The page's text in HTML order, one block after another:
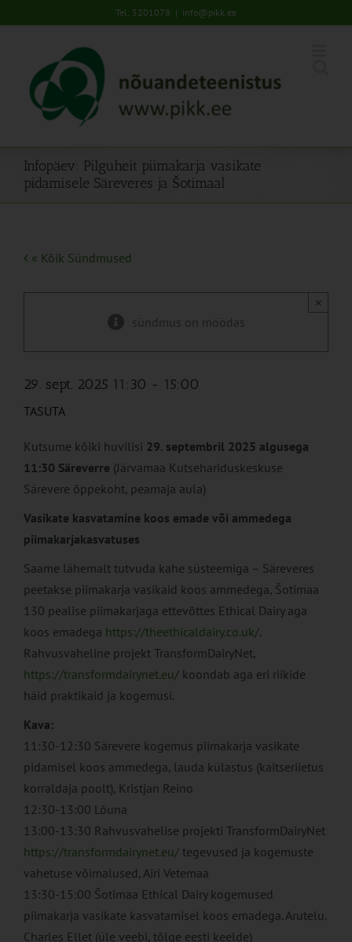
to
Tel: 5201078 | info@pikk.ee
Infopäev: Pilguheit piimakarja vasikate
pidamisele Säreveres ja Šotimaal
« Kõik Sündmused
sündmus on möödas
×
29. sept. 2025 11:30 - 15:00
TASUTA
Kutsume kõiki huvilisi 29. septembril 2025 algusega
11:30 Säreverre (Järvamaa Kutsehariduskeskuse
Särevere õppekoht, peamaja aula)
Vasikate kasvatamine koos emade või ammedega
piimakarjakasvatuses
Saame lähemalt tutvuda kahe süsteemiga – Säreveres
peetakse piimakarja vasikaid koos ammedega, Šotimaa
130 pealise piimakarjaga ettevõttes Ethical Dairy aga
koos emadega https://theethicaldairy.co.uk/.
Rahvusvaheline projekt TransformDairyNet,
https://transformdairynet.eu/ koondab aga eri riikide
häid praktikaid ja kogemusi.
Kava:
11:30-12:30 Särevere kogemus piimakarja vasikate
pidamisel koos ammedega, lauda külastus (kaitseriietus
korraldaja poolt), Kristjan Reino
12:30-13:00 Lõuna
13:00-13:30 Rahvusvahelise projekti TransformDairyNet
https://transformdairynet.eu/ tegevused ja kogemuste
vahetuse võimalused, Airi Vetemaa
13:30-15:00 Šotimaa Ethical Dairy kogemused
piimakarja vasikate kasvatamisel koos emadega. Arutelu.
Charles Ellet (üle veebi, tõlge eesti keelde)